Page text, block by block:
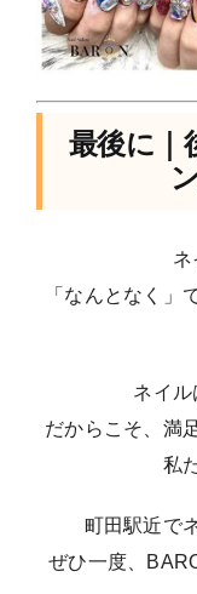
最後に｜
ネ
「なんとなく」
ネイル
だからこそ、満
私
町田駅近で
ぜひ一度、